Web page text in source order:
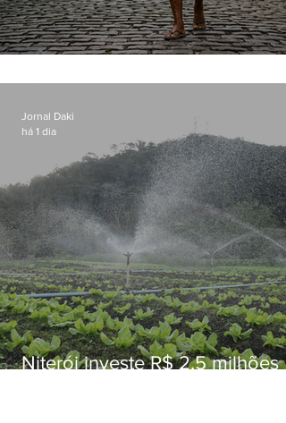
Niterói investe R$ 2,5 milhões
Jornal Daki
há 1 dia